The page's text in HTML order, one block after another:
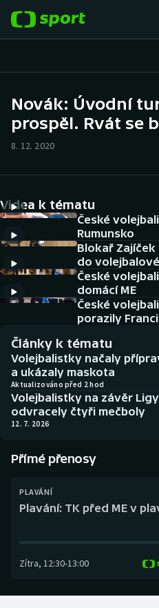
Hokej
Cyklistika
DALŠÍ SPORTY
Americký fotbal
Baseball a softbal
Basketbal
Biatlon
Boby a skeleton
Box
Curling
NEPŘEHLÉDNĚTE
Historické návraty
Aplikace ČT sport
AZ kvíz
Novák: Úvodní
prospěl. Rvát se
8. 12. 2020
Videa k tématu
České
Rumunsko
Blokař
do
České
domácí ME
České
porazily
Články k tématu
Volejbalistky načaly
a ukázaly maskota
Aktualizováno před 2 hod
Volejbalistky na závěr
odvracely čtyři mečboly
12. 7. 2026
Přímé přenosy
PLAVÁNÍ
Plavání: TK před ME v
Zítra, 12:30-13:00